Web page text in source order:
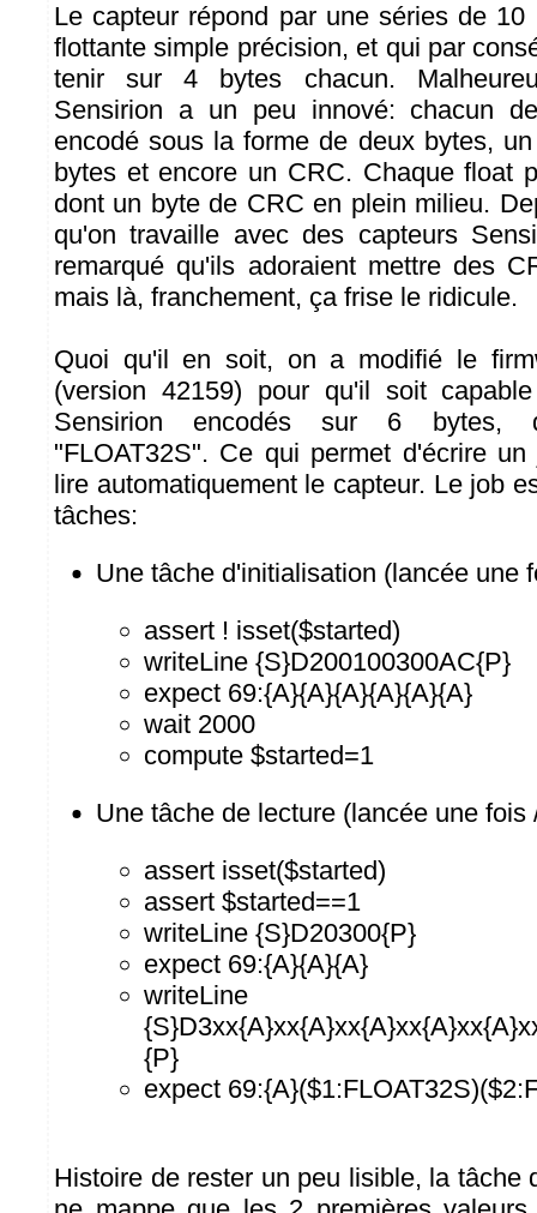
Le capteur répond par une séries de 10
flottante simple précision, et qui par
tenir sur 4 bytes chacun.
Sensirion a un peu innové: chacun
encodé sous la forme de deux bytes,
bytes et encore un CRC. Chaque float
dont un byte de CRC en plein milieu.
qu'on travaille avec des capteurs
remarqué qu'ils adoraient mettre des
mais là, franchement, ça frise le ridicule.
Quoi qu'il en soit, on a modifié le
(version 42159) pour qu'il soit
Sensirion encodés sur 6 bytes,
"FLOAT32S". Ce qui permet d'écrire
lire automatiquement le capteur. Le job
tâches:
Une tâche d'initialisation (lancée une
assert ! isset($started)
writeLine {S}D200100300AC{P}
expect 69:{A}{A}{A}{A}{A}{A}
wait 2000
compute $started=1
Une tâche de lecture (lancée une fois
assert isset($started)
assert $started==1
writeLine {S}D20300{P}
expect 69:{A}{A}{A}
writeLine
{P}
expect
Histoire de rester un peu lisible, la tâche